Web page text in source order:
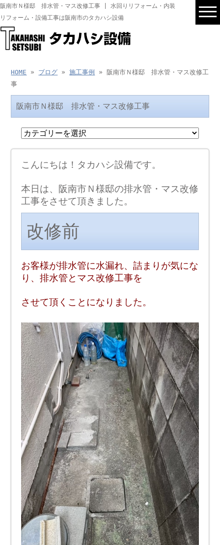
阪南市Ｎ様邸 排水管・マス改修工事 | 水回りリフォーム・内装
リフォーム・設備工事は阪南市のタカハシ設備
HOME » ブログ »施工事例
» 阪南市Ｎ様邸 排水管・マス改修工
事
阪南市Ｎ様邸 排水管・マス改修工事
こんにちは！タカハシ設備です。
本日は、阪南市Ｎ様邸の排水管・マス改修
工事をさせて頂きました。
改修前
お客様が排水管に水漏れ、詰まりが気にな
り、排水管とマス改修工事を
させて頂くことになりました。